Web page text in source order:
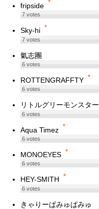
fripside *
7votes
Sky-hi *
7votes
氣志團
6votes
ROTTENGRAFFTY *
6votes
リトルグリーモンスター
6votes
Aqua Timez *
6votes
MONOEYES *
6votes
HEY-SMITH *
6votes
きゃりーぱみゅぱみゅ